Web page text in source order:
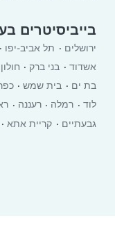
בייביסיטרים
ירושלים תל אביב-יפו
אשדוד
בני ברק חולון
בת ים
בית שמש
לוד
רמלה רעננה
גבעתיים
קריית אתא